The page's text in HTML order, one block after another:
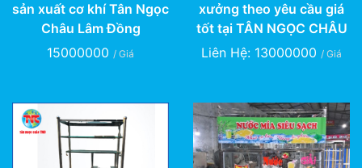
sản xuất cơ khí Tân Ngọc
Châu Lâm Đồng
15000000 / Giá
xưởng theo yêu cầu giá
tốt tại TÂN NGỌC CHÂU
Liên Hệ: 13000000 / Giá